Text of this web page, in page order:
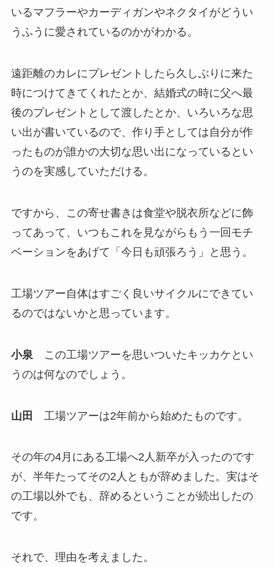
いるマフラーやカーディガンやネクタイがどうい
うふうに愛されているのかがわかる。
遠距離のカレにプレゼントしたら久しぶりに来た
時につけてきてくれたとか、結婚式の時に父へ最
後のプレゼントとして渡したとか、いろいろな思
い出が書いているので、作り手としては自分が作
ったものが誰かの大切な思い出になっているとい
うのを実感していただける。
ですから、この寄せ書きは食堂や脱衣所などに飾
ってあって、いつもこれを見ながらもう一回モチ
ベーションをあげて「今日も頑張ろう」と思う。
工場ツアー自体はすごく良いサイクルにできてい
るのではないかと思っています。
小泉 この工場ツアーを思いついたキッカケとい
うのは何なのでしょう。
山田 工場ツアーは2年前から始めたものです。
その年の4月にある工場へ2人新卒が入ったのです
が、半年たってその2人ともが辞めました。実はそ
の工場以外でも、辞めるということが続出したの
です。
それで、理由を考えました。